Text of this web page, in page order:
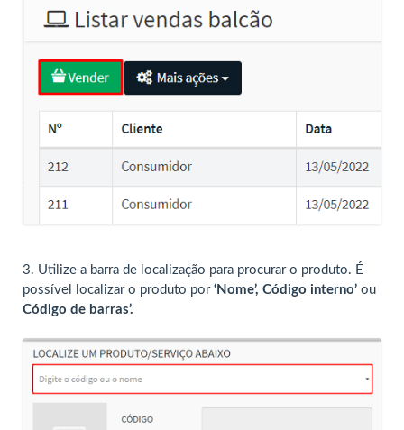
3. Utilize a barra de localização para procurar o produto. É
possível localizar o produto por ‘Nome’, Código interno’ ou
Código de barras’.